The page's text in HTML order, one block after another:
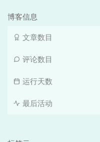
博客信息
文章数目
评论数目
运行天数
最后活动